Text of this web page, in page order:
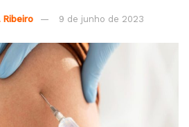
Ribeiro 9 de junho de 2023